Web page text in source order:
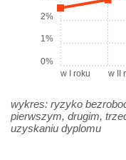
w I roku w II
0%
1%
2%
wykres: ryzyko
pierwszym, drugim,
uzyskaniu dyplomu